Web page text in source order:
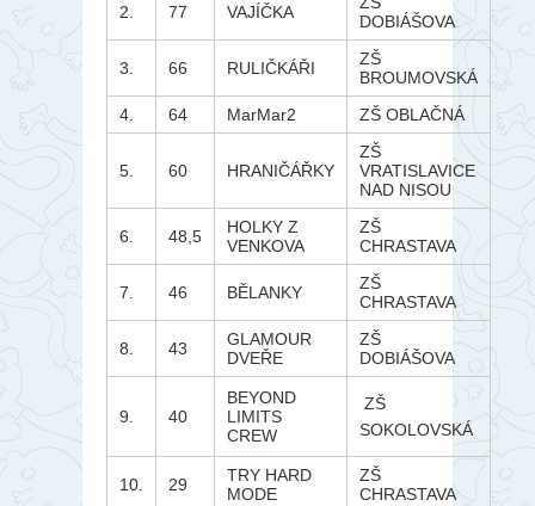
2. 77 VAJÍČKA
DOBIÁŠOVA
3. 66 RULIČKÁŘI
ZŠ
BROUMOVSKÁ
4.
64 MarMar2 ZŠ OBLAČNÁ
5. 60 HRANIČÁŘKY
ZŠ
VRATISLAVICE
NAD NISOU
6. 48,5
HOLKY Z
VENKOVA
ZŠ
CHRASTAVA
7. 46 BĚLANKY
ZŠ
CHRASTAVA
8. 43
GLAMOUR
DVEŘE
ZŠ
DOBIÁŠOVA
9. 40
BEYOND
LIMITS
CREW
ZŠ
SOKOLOVSKÁ
10. 29
TRY HARD
MODE
ZŠ
CHRASTAVA